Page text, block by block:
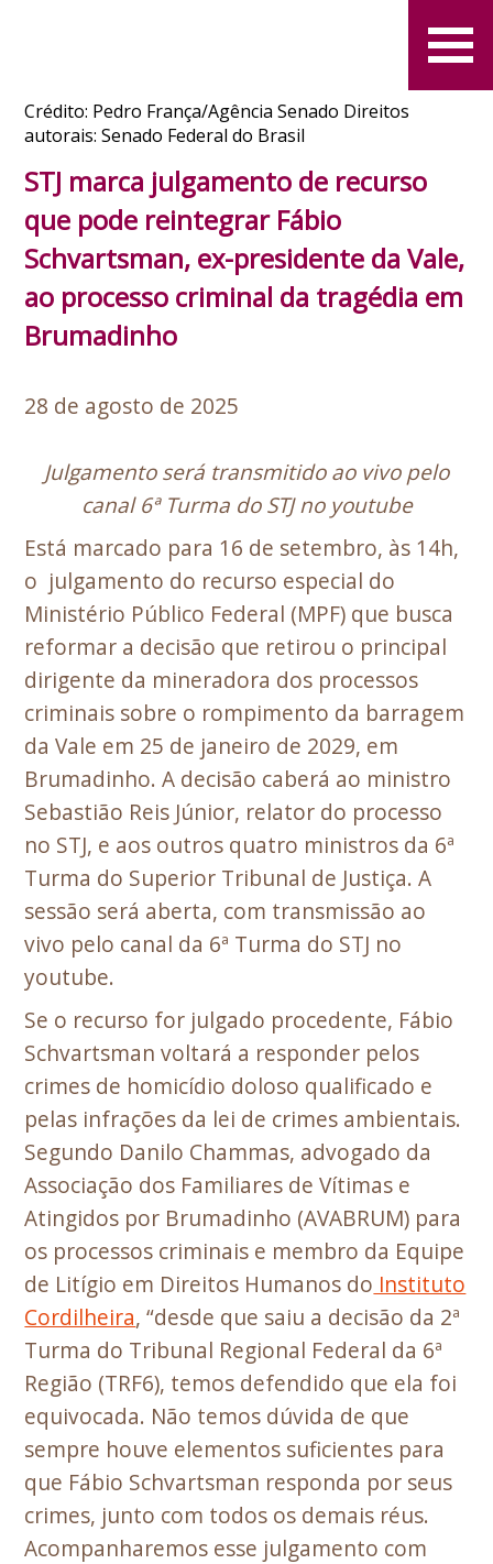
Crédito: Pedro França/Agência Senado Direitos
autorais: Senado Federal do Brasil
STJ marca julgamento de recurso
que pode reintegrar Fábio
Schvartsman, ex-presidente da Vale,
ao processo criminal da tragédia em
Brumadinho
28 de agosto de 2025
Julgamento será transmitido ao vivo pelo
canal 6ª Turma do STJ no youtube
Está marcado para 16 de setembro, às 14h,
o julgamento do recurso especial do
Ministério Público Federal (MPF) que busca
reformar a decisão que retirou o principal
dirigente da mineradora dos processos
criminais sobre o rompimento da barragem
da Vale em 25 de janeiro de 2029, em
Brumadinho. A decisão caberá ao ministro
Sebastião Reis Júnior, relator do processo
no STJ, e aos outros quatro ministros da 6ª
Turma do Superior Tribunal de Justiça. A
sessão será aberta, com transmissão ao
vivo pelo canal da 6ª Turma do STJ no
youtube.
Se o recurso for julgado procedente, Fábio
Schvartsman voltará a responder pelos
crimes de homicídio doloso qualificado e
pelas infrações da lei de crimes ambientais.
Segundo Danilo Chammas, advogado da
Associação dos Familiares de Vítimas e
Atingidos por Brumadinho (AVABRUM) para
os processos criminais e membro da Equipe
de Litígio em Direitos Humanos do Instituto
Cordilheira, “desde que saiu a decisão da 2ª
Turma do Tribunal Regional Federal da 6ª
Região (TRF6), temos defendido que ela foi
equivocada. Não temos dúvida de que
sempre houve elementos suficientes para
que Fábio Schvartsman responda por seus
crimes, junto com todos os demais réus.
Acompanharemos esse julgamento com